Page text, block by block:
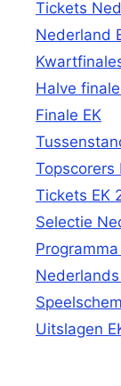
Tickets
Nederland
Halve
Finale EK
Topscorers
Tickets EK
Selectie
Uitslagen